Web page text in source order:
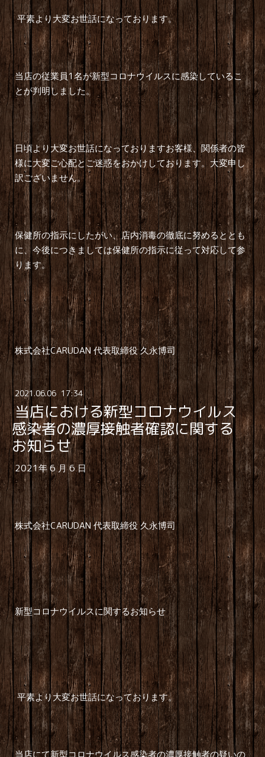
平素より大変お世話になっております。
当店の従業員1名が新型コロナウイルスに感染しているこ
とが判明しました。
日頃より大変お世話になっておりますお客様、関係者の皆
様に大変ご心配とご迷惑をおかけしております。大変申し
訳ございません。
保健所の指示にしたがい、店内消毒の徹底に努めるととも
に、今後につきましては保健所の指示に従って対応して参
ります。
株式会社CARUDAN代表取締役 久永博司
2021 .06.06 17:34
当店における新型コロナウイルス
感染者の濃厚接触者確認に関する
お知らせ
2021年 6月 6日
株式会社CARUDAN代表取締役 久永博司
新型コロナウイルスに関するお知らせ
平素より大変お世話になっております。
当店にて新型コロナウイルス感染者の濃厚接触者の疑いの